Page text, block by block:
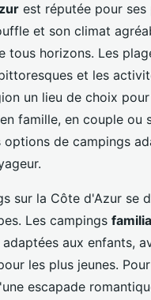
est réputée pour ses
et son climat
tous horizons. Les
et les
un lieu de choix
famille, en couple ou
options de campings
sur la Côte d'Azur se
Les campings
aux enfants,
les plus jeunes.
escapade